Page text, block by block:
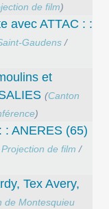
de film)
avec ATTAC : :
Gaudens /
et
(Canton
)
: ANERES (65)
de film /
Tex Avery,
de Montesquieu